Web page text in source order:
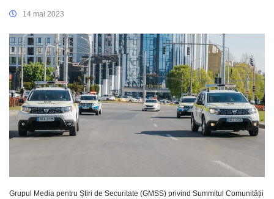
14 mai 2023
Grupul Media pentru Știri de Securitate (GMSS) privind Summitul Comunității